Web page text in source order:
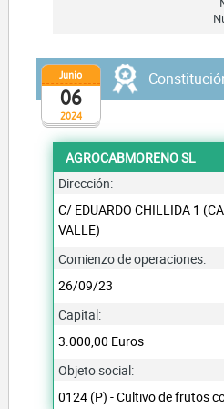
2024
Junio
06
AGROCABMORENO SL
Dirección:
C/ EDUARDO CHILLIDA 1
VALLE)
Comienzo de operaciones:
26/09/23
Capital:
3.000,00 Euros
Objeto social:
0124 (P) - Cultivo de frutos